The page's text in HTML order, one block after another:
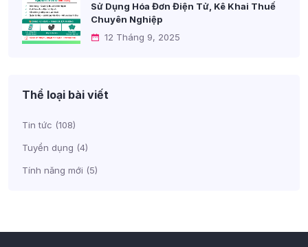
Sử Dụng Hóa Đơn Điện Tử, Kê Khai Thuế
Chuyên Nghiệp
12 Tháng 9, 2025
Thể loại bài viết
Tin tức (108)
Tuyển dụng (4)
Tính năng mới (5)